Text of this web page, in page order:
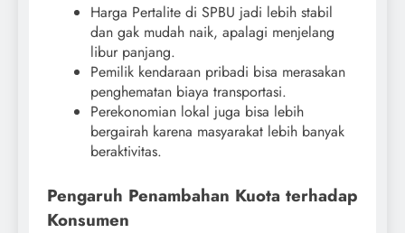
Harga Pertalite di SPBU jadi lebih stabil
dan gak mudah naik, apalagi menjelang
libur panjang.
Pemilik kendaraan pribadi bisa merasakan
penghematan biaya transportasi.
Perekonomian lokal juga bisa lebih
bergairah karena masyarakat lebih banyak
beraktivitas.
Pengaruh Penambahan Kuota terhadap
Konsumen